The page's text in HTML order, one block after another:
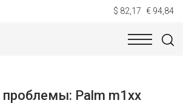
$ 82,17 € 94,84
Palm m1xx